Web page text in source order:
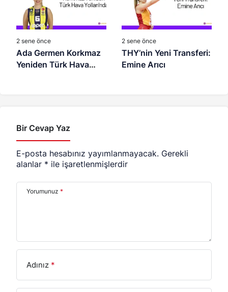
2 sene önce
Ada Germen Korkmaz
Yeniden Türk Hava
2 sene önce
THY’nin Yeni Transferi:
Emine Arıcı
Bir Cevap Yaz
E-posta hesabınız yayımlanmayacak. Gerekli
alanlar * ile işaretlenmişlerdir
Yorumunuz *
Adınız *